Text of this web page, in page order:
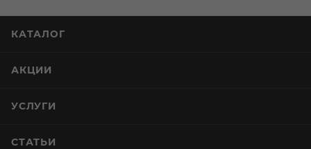
КАТАЛОГ
АКЦИИ
УСЛУГИ
СТАТЬИ